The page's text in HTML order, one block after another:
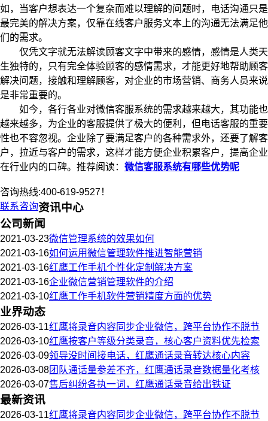
如，当客户想表达一个复杂而难以理解的问题时，电话沟通只是
最完美的解决方案，仅靠在线客户服务文本上的沟通无法满足他
们的需求。
仅凭文字就无法解读顾客文字中带来的感情，感情是人类天
生独特的，只有完全体验顾客的感情需求，才能更好地帮助顾客
解决问题，接触和理解顾客，对企业的市场营销、商务人员来说
是非常重要的。
如今，各行各业对微信客服系统的需求越来越大，其功能也
越来越多，为企业的客服提供了极大的便利，但电话客服的重要
性也不容忽视。企业除了要满足客户的各种需求外，还要了解客
户，拉近与客户的需求，这样才能方便企业积累客户，提高企业
在行业内的口碑。推荐阅读： 微信客服系统有哪些优势呢
咨询热线:400-619-9527！
联系咨询资讯中心
公司新闻
2021-03-23微信管理系统的效果如何
2021-03-16如何运用微信管理软件推进智能营销
2021-03-16红鹰工作手机个性化定制解决方案
2021-03-16企业微信营销管理软件的介绍
2021-03-10红鹰工作手机软件营销精度方面的优势
业界动态
2026-03-11红鹰将录音内容同步企业微信，跨平台协作不脱节
2026-03-10红鹰按客户等级分类录音，核心客户资料优先检索
2026-03-09领导没时间接电话，红鹰通话录音转达核心内容
2026-03-08团队通话量参差不齐，红鹰通话录音数据量化考核
2026-03-07售后纠纷各执一词，红鹰通话录音给出铁证
最新资讯
2026-03-11红鹰将录音内容同步企业微信，跨平台协作不脱节